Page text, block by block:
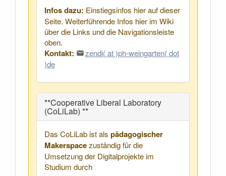
Infos dazu: Einstiegsinfos hier auf dieser
Seite. Weiterführende Infos hier im Wiki
über die Links und die Navigationsleiste
oben.
Kontakt:
zendi( at )ph‑weingarten( dot
)de
**Cooperative Liberal Laboratory
(CoLiLab) **
Das CoLiLab ist als pädagogischer
Makerspacezuständig für die
Umsetzung der Digitalprojekte im
Studium durch